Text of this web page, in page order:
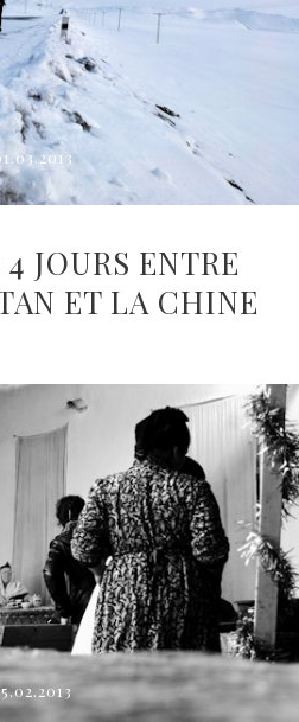
JOURS ENTRE
ET LA CHINE